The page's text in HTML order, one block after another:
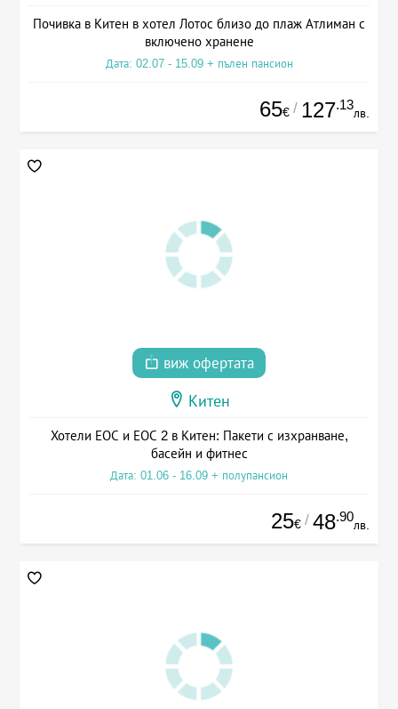
Почивка в Китен в хотел Лотос близо до плаж Атлиман с
включено хранене
Дата: 02.07 - 15.09 + пълен пансион
65€ / 127.13
лв.
виж офертата
Китен
Хотели ЕОС и ЕОС 2 в Китен: Пакети с изхранване,
басейн и фитнес
Дата: 01.06 - 16.09 + полупансион
25€ / 48.90
лв.